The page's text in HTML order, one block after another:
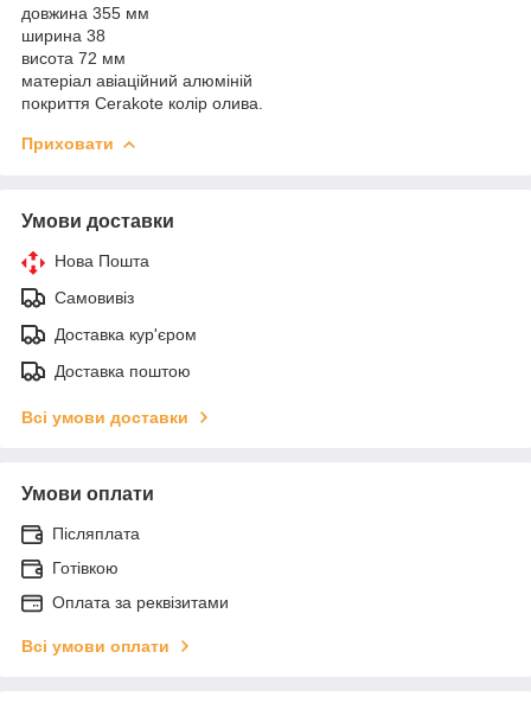
довжина 355 мм
ширина 38
висота 72 мм
матеріал авіаційний алюміній
покриття Cerakote колір олива.
Приховати
Умови доставки
Нова Пошта
Самовивіз
Доставка кур'єром
Доставка поштою
Всі умови доставки
Умови оплати
Післяплата
Готівкою
Оплата за реквізитами
Всі умови оплати